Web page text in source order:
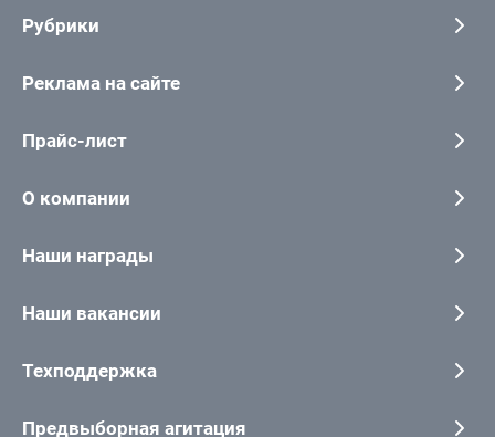
Рубрики
Реклама на сайте
Прайс-лист
О компании
Наши награды
Наши вакансии
Техподдержка
Предвыборная агитация